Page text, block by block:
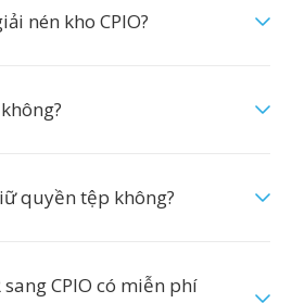
nén kho CPIO?
quyền tệp không?
CPIO có miễn phí